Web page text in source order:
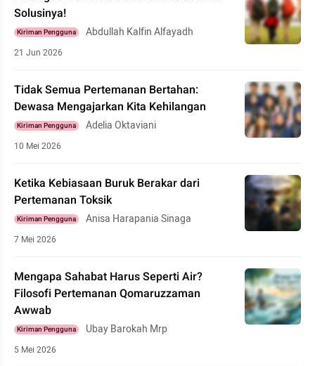
Solusinya!
Kiriman Pengguna Abdullah Kalfin Alfayadh
21 Jun 2026
Tidak Semua Pertemanan Bertahan:
Dewasa Mengajarkan Kita Kehilangan
Kiriman Pengguna Adelia Oktaviani
10 Mei 2026
Ketika Kebiasaan Buruk Berakar dari
Pertemanan Toksik
Kiriman Pengguna Anisa Harapania Sinaga
7 Mei 2026
Mengapa Sahabat Harus Seperti Air?
Filosofi Pertemanan Qomaruzzaman
Awwab
Kiriman Pengguna Ubay Barokah Mrp
5 Mei 2026